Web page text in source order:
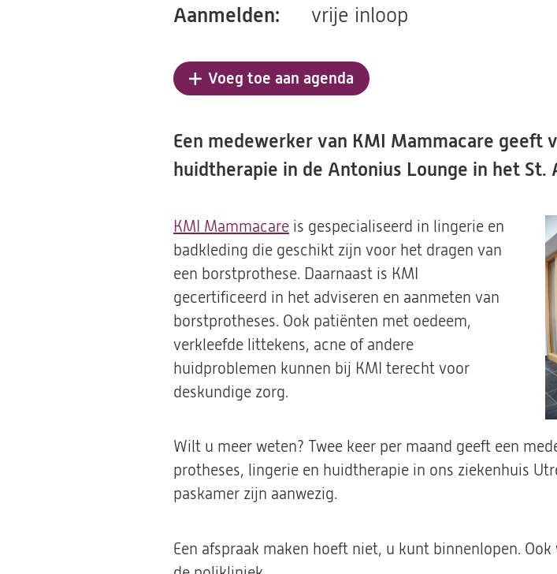
Aanmelden: vrije inloop
Voeg toe aan agenda
Een medewerker van KMI Mammacare
huidtherapie in de Antonius Lounge in het
KMI Mammacare (opent
in
een
nieuwe
tab)
is gespecialiseerd in lingerie en
badkleding die geschikt zijn voor het dragen van
een borstprothese. Daarnaast is KMI
gecertificeerd in het adviseren en aanmeten van
borstprotheses. Ook patiënten met oedeem,
verkleefde littekens, acne of andere
huidproblemen kunnen bij KMI terecht voor
deskundige zorg.
Wilt u meer weten? Twee keer per maand geeft een
protheses, lingerie en huidtherapie in ons ziekenhuis
paskamer zijn aanwezig.
Een afspraak maken hoeft niet, u kunt binnenlopen.